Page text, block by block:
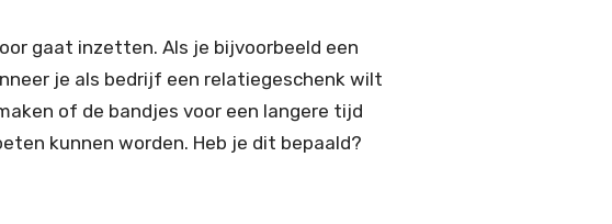
gaat inzetten. Als je bijvoorbeeld een
je als bedrijf een relatiegeschenk wilt
of de bandjes voor een langere tijd
kunnen worden. Heb je dit bepaald?